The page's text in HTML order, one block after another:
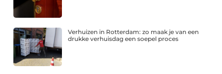
Verhuizen in Rotterdam: zo maak je van een
drukke verhuisdag een soepel proces